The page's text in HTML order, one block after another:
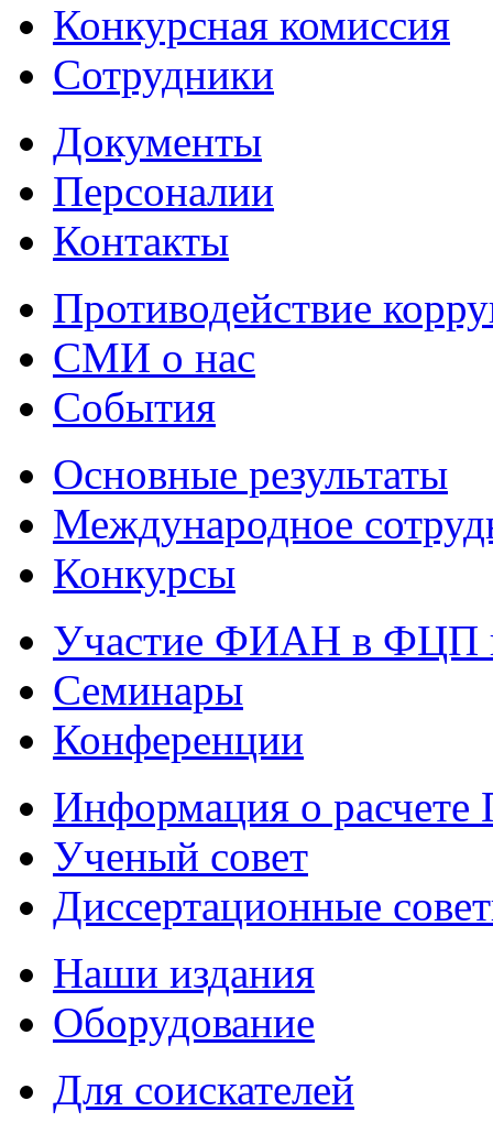
Конкурсная комиссия
Сотрудники
Документы
Персоналии
Контакты
Противодействие
СМИ о нас
События
Основные результаты
Международное
Конкурсы
Участие ФИАН в ФЦП
Семинары
Конференции
Информация о
Ученый совет
Диссертационные
Наши издания
Оборудование
Для соискателей